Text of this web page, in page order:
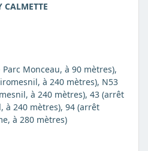
CALMETTE
Monceau, à 90 mètres),
à 240 mètres), N53
à 240 mètres), 43 (arrêt
à 240 mètres), 94 (arrêt
à 280 mètres)